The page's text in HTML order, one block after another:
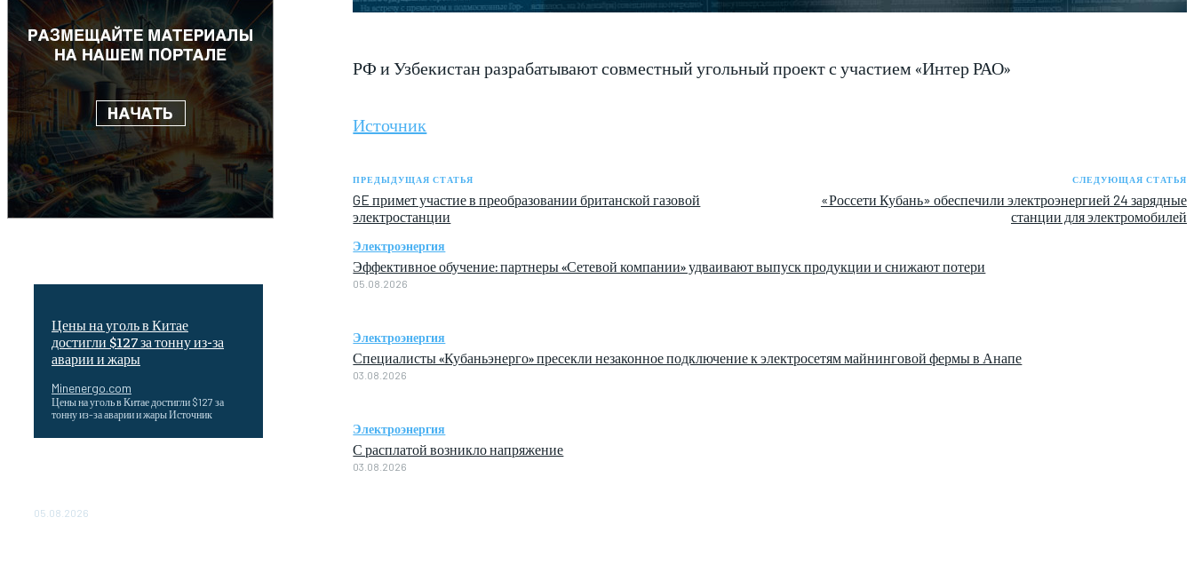
Цены на уголь в Китае
достигли $127 за тонну из-за
аварии и жары
Minenergo.com
Цены на уголь в Китае достигли $127 за
тонну из-за аварии и жары Источник
05.08.2026
РФ и Узбекистан разрабатывают совместный угольный проект с участием «Интер РАО»
Источник
ПРЕДЫДУЩАЯ СТАТЬЯ
GE примет участие в преобразовании британской газовой
электростанции
СЛЕДУЮЩАЯ СТАТЬЯ
«Россети Кубань» обеспечили электроэнергией 24 зарядные
станции для электромобилей
Электроэнергия
Эффективное обучение: партнеры «Сетевой компании» удваивают выпуск продукции и снижают потери
05.08.2026
Электроэнергия
Специалисты «Кубаньэнерго» пресекли незаконное подключение к электросетям майнинговой фермы в Анапе
03.08.2026
Электроэнергия
С расплатой возникло напряжение
03.08.2026